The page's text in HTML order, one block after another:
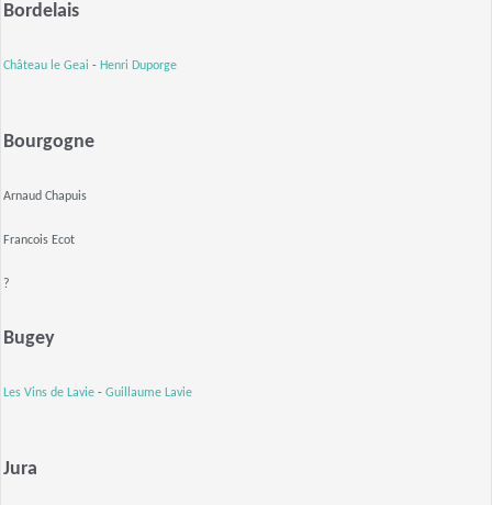
Bordelais
Château le Geai - Henri Duporge
Bourgogne
Arnaud Chapuis
Francois Ecot
?
Bugey
Les Vins de Lavie - Guillaume Lavie
Jura